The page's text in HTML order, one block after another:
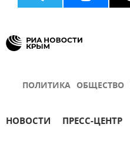
ПОЛИТИКА ОБЩЕСТВО
НОВОСТИ ПРЕСС-ЦЕНТР